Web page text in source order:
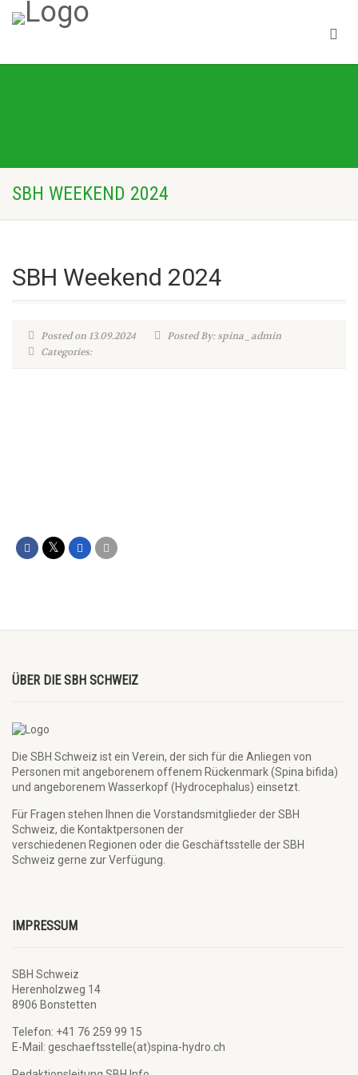
SBH WEEKEND 2024
SBH Weekend 2024
Posted on 13.09.2024
Posted By: spina_admin
Categories:
ÜBER DIE SBH SCHWEIZ
Die SBH Schweiz ist ein Verein, der sich für die Anliegen von
Personen mit angeborenem offenem Rückenmark (Spina bifida)
und angeborenem Wasserkopf (Hydrocephalus) einsetzt.
Für Fragen stehen Ihnen die Vorstandsmitglieder der SBH
Schweiz, die Kontaktpersonen der
verschiedenen Regionen oder die Geschäftsstelle der SBH
Schweiz gerne zur Verfügung.
IMPRESSUM
SBH Schweiz
Herenholzweg 14
8906 Bonstetten
Telefon: +41 76 259 99 15
E-Mail: geschaeftsstelle(at)spina-hydro.ch